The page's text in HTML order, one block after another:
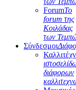
ForumΤο
forum της
Κοιλάδας
των
Σύνδεσμοι
διάφορων